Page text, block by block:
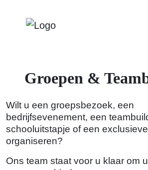
Groepen &
Wilt u een groepsbezoek, een
bedrijfsevenement, een
schooluitstapje of een
organiseren?
Ons team staat voor u klaar om